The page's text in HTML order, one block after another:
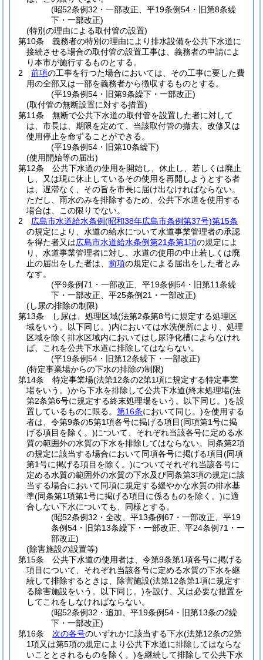
(昭52条例32・一部改正、平19条例54・旧第8条繰
下・一部改正)
(特別の理由による取付管の設置)
第10条
義務者の特別の理由により排水設備を公共下水道に
接続させる場合の取付管の設置工事は、義務者の申請によ
り本市が施行するものとする。
2
前項の工事を行つた場合においては、その工事に要した費
用の全部又は一部を義務者から徴収するものとする。
(平19条例54・旧第9条繰下・一部改正)
(取付管の無断設置に対する措置)
第11条
無断で公共下水道の取付管を設置した者に対して
は、市長は、期限を定めて、当該取付管の撤去、改修又は
使用停止を命ずることができる。
(平19条例54・旧第10条繰下)
(使用開始等の届出)
第12条
公共下水道の使用を開始し、休止し、若しくは廃止
し、又は現に休止しているその使用を再開しようとする者
は、遅滞なく、その旨を市長に届け出なければならない。
ただし、雨水のみを排除するため、公共下水道を使用する
場合は、この限りでない。
2
広島市水道給水条例(昭和38年広島市条例第37号)第15条
の規定により、水道の給水について水道事業管理者の承認
を得た者又は広島市水道給水条例第21条第1項の規定によ
り、水道事業管理者に対し、水道の使用の中止若しくは廃
止の届出をした者は、 前項の規定による届出をした者とみ
なす。
(平9条例71・一部改正、平19条例54・旧第11条繰
下・一部改正、平25条例21・一部改正)
(し尿の排除の制限)
第13条
し尿は、処理区域(法第2条第8号に規定する処理区
域をいう。以下同じ。)内においては水洗便所により、処理
区域を除く排水区域内においてはし尿浄化槽によらなけれ
ば、これを公共下水道に排除してはならない。
(平19条例54・旧第12条繰下・一部改正)
(特定事業場からの下水の排除の制限)
第14条
特定事業場(法第12条の2第1項に規定する特定事業
場をいう。)から下水を排除して公共下水道(終末処理場(法
第2条第6号に規定する終末処理場をいう。以下同じ。)を設
置しているものに限る。 第16条において同じ。)を使用する
者は、令第9条の5第1項各号に掲げる項目(同項第1号に掲
げる項目を除く。)について、それぞれ当該各号に定める水
質の範囲外の水質の下水を排除してはならない。 同条第2項
の規定に該当する場合において同項各号に掲げる項目(同項
第1号に掲げる項目を除く。)についてそれぞれ当該各号に
定める水質の範囲外の水質の下水及び同条第3項の規定に該
当する場合において同項に規定する緩やかな水質の排水基
準(同条第1項第1号に掲げる項目に係るものを除く。)に適
合しない下水についても、同様とする。
(昭52条例32・全改、平13条例67・一部改正、平19
条例54・旧第13条繰下・一部改正、平24条例71・一
部改正)
(除害施設の設置等)
第15条
公共下水道の使用者は、令第9条第1項各号に掲げる
項目について、それぞれ当該各号に定める水質の下水を継
続して排除するときは、除害施設(法第12条第1項に規定す
る除害施設をいう。以下同じ。)を設け、又は必要な措置を
してこれをしなければならない。
(昭52条例32・追加、平19条例54・旧第13条の2繰
下・一部改正)
第16条
次の各号のいずれかに該当する下水(法第12条の2第
1項又は第5項の規定により公共下水道に排除してはならな
いこととされるものを除く。)を継続して排除して公共下水